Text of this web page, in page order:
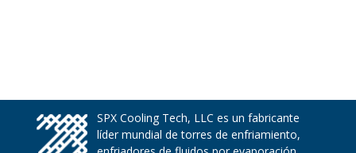
SPX Cooling Tech, LLC es un fabricante
líder mundial de torres de enfriamiento,